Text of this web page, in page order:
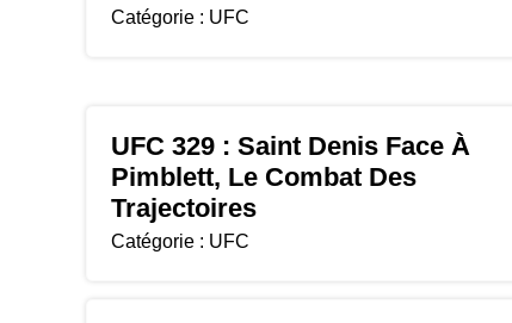
Catégorie : UFC
UFC 329 : Saint Denis Face À
Pimblett, Le Combat Des
Trajectoires
Catégorie : UFC